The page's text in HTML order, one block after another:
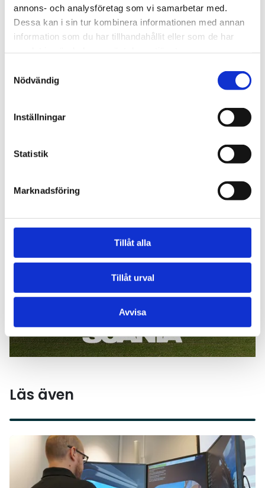
annons- och analysföretag som vi samarbetar med.
Dessa kan i sin tur kombinera informationen med annan
information som du har tillhandahållit eller som de har
Nödvändig
Inställningar
Statistik
Marknadsföring
Tillåt alla
Tillåt urval
Avvisa
Läs även
Läs mer